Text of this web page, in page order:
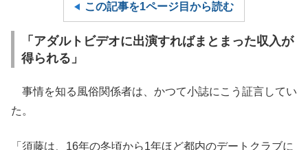
この記事を1ページ目から読む
「アダルトビデオに出演すればまとまった収入が
得られる」
事情を知る風俗関係者は、かつて小誌にこう証言してい
た。
「須藤は、16年の冬頃から1年ほど都内のデートクラブに